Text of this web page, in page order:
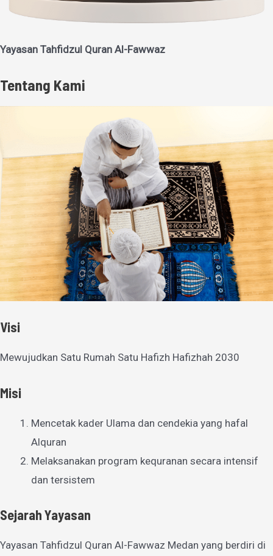
Yayasan Tahfidzul Quran Al-Fawwaz
Tentang Kami
Visi
Mewujudkan Satu Rumah Satu Hafizh Hafizhah 2030
Misi
Mencetak kader Ulama dan cendekia yang hafal
Alquran
Melaksanakan program kequranan secara intensif
dan tersistem
Sejarah Yayasan
Yayasan Tahfidzul Quran Al-Fawwaz Medan yang berdiri di